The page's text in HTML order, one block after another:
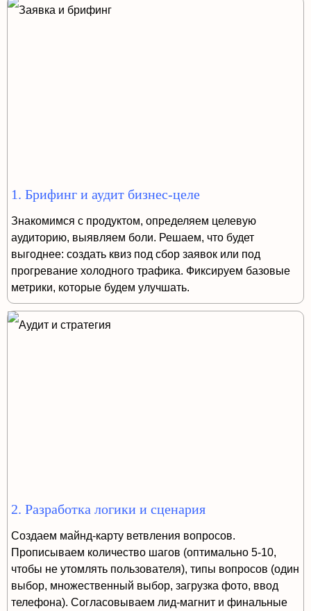
1. Брифинг и аудит бизнес-целе
Знакомимся с продуктом, определяем целевую
аудиторию, выявляем боли. Решаем, что будет
выгоднее: создать квиз под сбор заявок или под
прогревание холодного трафика. Фиксируем базовые
метрики, которые будем улучшать.
2. Разработка логики и сценария
Создаем майнд-карту ветвления вопросов.
Прописываем количество шагов (оптимально 5-10,
чтобы не утомлять пользователя), типы вопросов (один
выбор, множественный выбор, загрузка фото, ввод
телефона). Согласовываем лид-магнит и финальные